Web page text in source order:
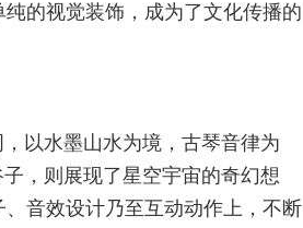
的视觉装饰，成为了文化传播的
以水墨山水为境，古琴音律为
，则展现了星空宇宙的奇幻想
音效设计乃至互动动作上，不断